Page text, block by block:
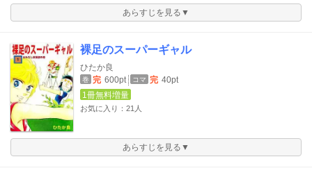
あらすじを見る▼
裸足のスーパーギャル
ひたか良
巻 完 600pt コマ 完 40pt
1冊無料増量
お気に入り：21人
あらすじを見る▼